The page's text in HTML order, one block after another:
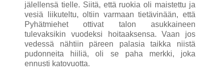
jälellensä tielle. Siitä, että ruokia oli maistettu ja
vesiä liikuteltu, oltiin varmaan tietävinään, että
Pyhätmiehet ottivat talon asukkaineen
tulevaksikin vuodeksi hoitaaksensa. Vaan jos
vedessä nähtiin päreen palasia taikka niistä
pudonneita hiiliä, oli se paha merkki, joka
ennusti katovuotta.